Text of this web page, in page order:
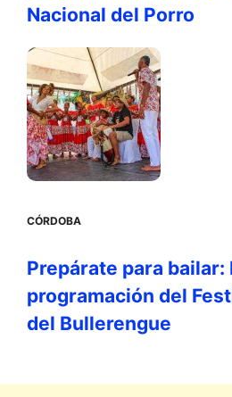
Nacional del Porro
CÓRDOBA
Prepárate para bailar:
programación del
del Bullerengue